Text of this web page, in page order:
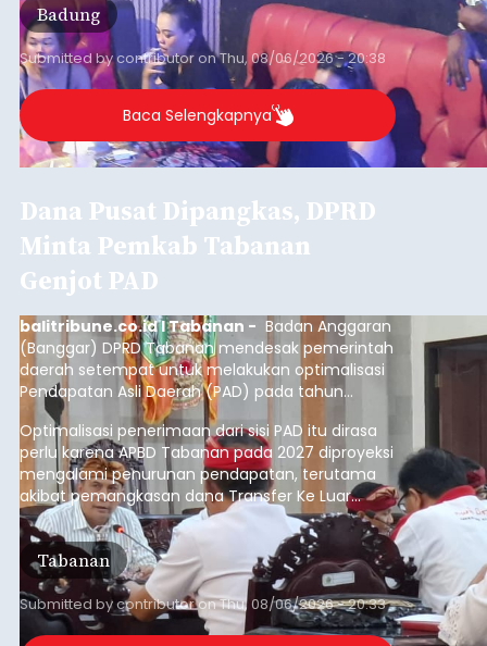
Badung
Submitted bycontributoronThu, 08/06/2026 - 20:38
Baca Selengkapnya
Dana Pusat Dipangkas, DPRD
Minta Pemkab Tabanan
Genjot PAD
balitribune.co.id I Tabanan - Badan Anggaran
(Banggar) DPRD Tabanan mendesak pemerintah
daerah setempat untuk melakukan optimalisasi
Pendapatan Asli Daerah (PAD) pada tahun
anggaran 2027.
Optimalisasi penerimaan dari sisi PAD itu dirasa
perlu karena APBD Tabanan pada 2027 diproyeksi
mengalami penurunan pendapatan, terutama
akibat pemangkasan dana Transfer Ke Luar
Daerah (TKD) dari pemerintah pusat.
Tabanan
Submitted bycontributoronThu, 08/06/2026 - 20:33